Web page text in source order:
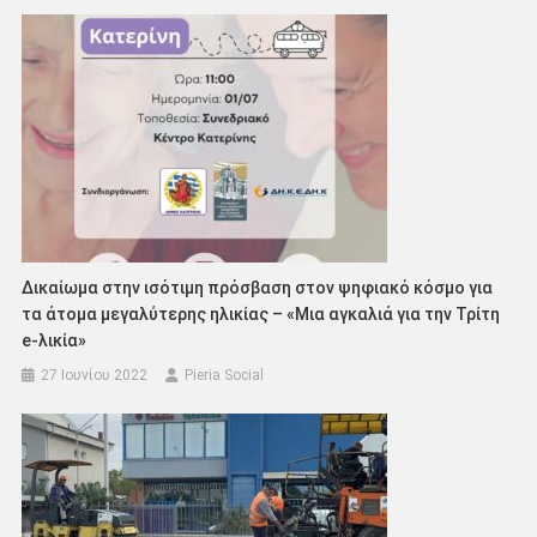
Δικαίωμα στην ισότιμη πρόσβαση στον ψηφιακό κόσμο για
τα άτομα μεγαλύτερης ηλικίας – «Μια αγκαλιά για την Τρίτη
e-λικία»
27 Ιουνίου 2022 Pieria Social